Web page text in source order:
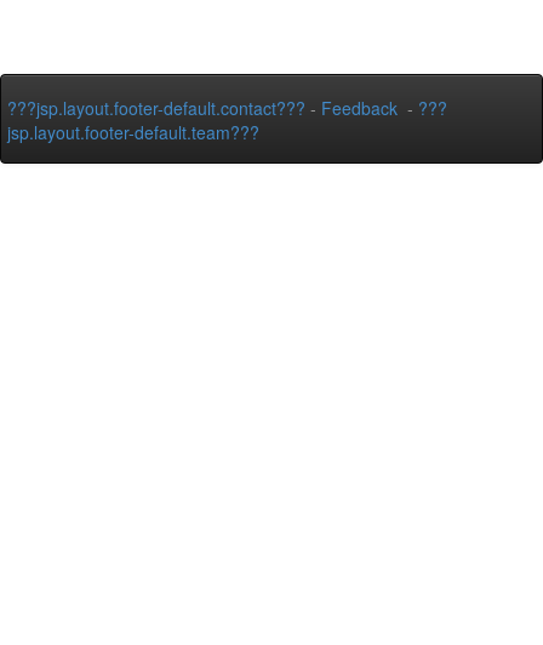
???jsp.layout.footer-default.contact??? - Feedback - ???
jsp.layout.footer-default.team???